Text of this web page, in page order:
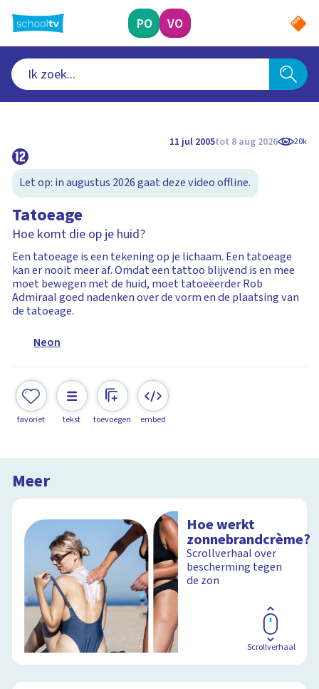
naar
hoofdinhoud
PO VO
11 jul 2005tot 8 aug 2026 20k
Let op: in augustus 2026 gaat deze video offline.
Tatoeage
Hoe komt die op je huid?
Een tatoeage is een tekening op je lichaam. Een tatoeage
kan er nooit meer af. Omdat een tattoo blijvend is en mee
moet bewegen met de huid, moet tatoeëerder Rob
Admiraal goed nadenken over de vorm en de plaatsing van
de tatoeage.
Neon
favoriet tekst toevoegen embed
Meer
Hoe werkt
zonnebrandcrème?
Scrollverhaal over
bescherming tegen
de zon
Scrollverhaal